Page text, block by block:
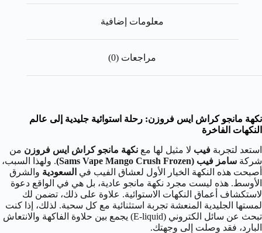
معلومات إضافية
مراجعات (0)
نكهة مانجو كراش ايس فروزن: رحلة استوائية جليدية إلى عالم
النكهات الفاخرة
استعد لتجربة فيب لا مثيل لها مع نكهة مانجو كراش ايس فروزن من
شركة سامز فيب (Sams Vape Mango Crush Frozen)
. ولهذا السبب،
أصبحت هذه النكهة الخيار الأول لعشاق الفيب في السعودية والشرق
الأوسط. هذه ليست مجرد نكهة مانجو عادية، بل هي في الواقع دعوة
لاستكشاف أعماق النكهات الاستوائية. علاوة على ذلك، تضمن لك
لمستها الجليدية المنعشة تجربة استثنائية مع كل سحبة. لذلك، إذا كنت
تبحث عن سائل الكتروني (E-liquid) يجمع بين حلاوة الفاكهة والانتعاش
البارد، فقد وصلت إلى وجهتك.